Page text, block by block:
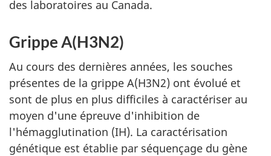
des laboratoires au Canada.
Grippe A(H3N2)
Au cours des dernières années, les souches
présentes de la grippe A(H3N2) ont évolué et
sont de plus en plus difficiles à caractériser au
moyen d'une épreuve d'inhibition de
l'hémagglutination (IH). La caractérisation
génétique est établie par séquençage du gène